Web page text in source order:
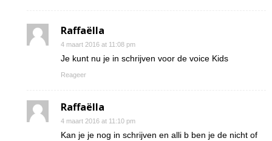
Raffaëlla
4 maart 2016 at 11:08 pm
Je kunt nu je in schrijven voor de voice Kids
Reageer
Raffaëlla
4 maart 2016 at 11:10 pm
Kan je je nog in schrijven en alli b ben je de nicht of